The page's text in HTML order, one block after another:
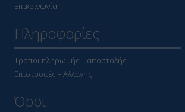
Επικοινωνία
Πληροφορίες
Τρόποι πληρωμής – αποστολής
Επιστροφές – Αλλαγής
Όροι